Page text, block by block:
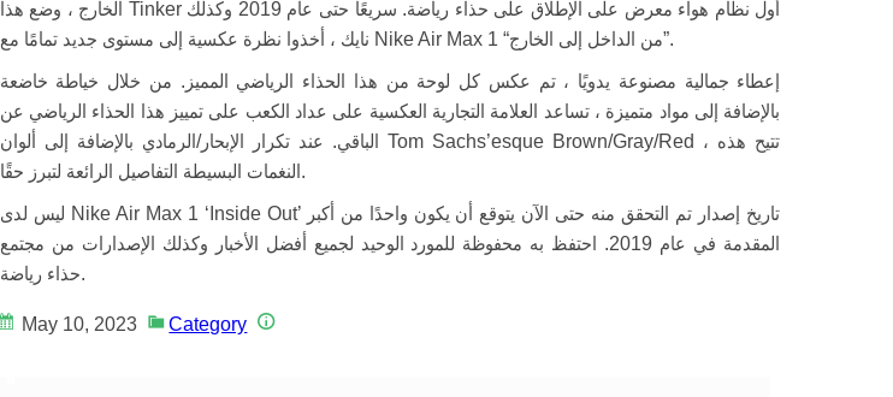
الخارج ، وضع هذا Tinker أول نظام هواء معرض على الإطلاق على حذاء رياضة. سريعًا حتى عام 2019 وكذلك
نايك ، أخذوا نظرة عكسية إلى مستوى جديد تمامًا مع Nike Air Max 1 “من الداخل إلى الخارج”.
إعطاء جمالية مصنوعة يدويًا ، تم عكس كل لوحة من هذا الحذاء الرياضي المميز. من خلال خياطة خاضعة
بالإضافة إلى مواد متميزة ، تساعد العلامة التجارية العكسية على عداد الكعب على تمييز هذا الحذاء الرياضي عن
الباقي. عند تكرار الإبحار/الرمادي بالإضافة إلى ألوان Tom Sachs’esque Brown/Gray/Red ، تتيح هذه
النغمات البسيطة التفاصيل الرائعة لتبرز حقًا.
ليس لدى Nike Air Max 1 ‘Inside Out’ تاريخ إصدار تم التحقق منه حتى الآن يتوقع أن يكون واحدًا من أكبر
المقدمة في عام 2019. احتفظ به محفوظة للمورد الوحيد لجميع أفضل الأخبار وكذلك الإصدارات من مجتمع
حذاء رياضة.
May 10, 2023 Category